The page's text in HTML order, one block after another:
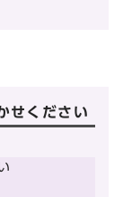
せください